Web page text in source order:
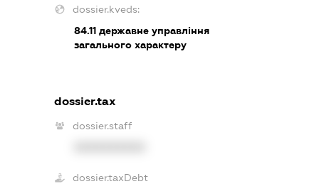
dossier.kveds:
84.11 державне управління
загального характеру
dossier.tax
dossier.staff
dossier.taxDebt